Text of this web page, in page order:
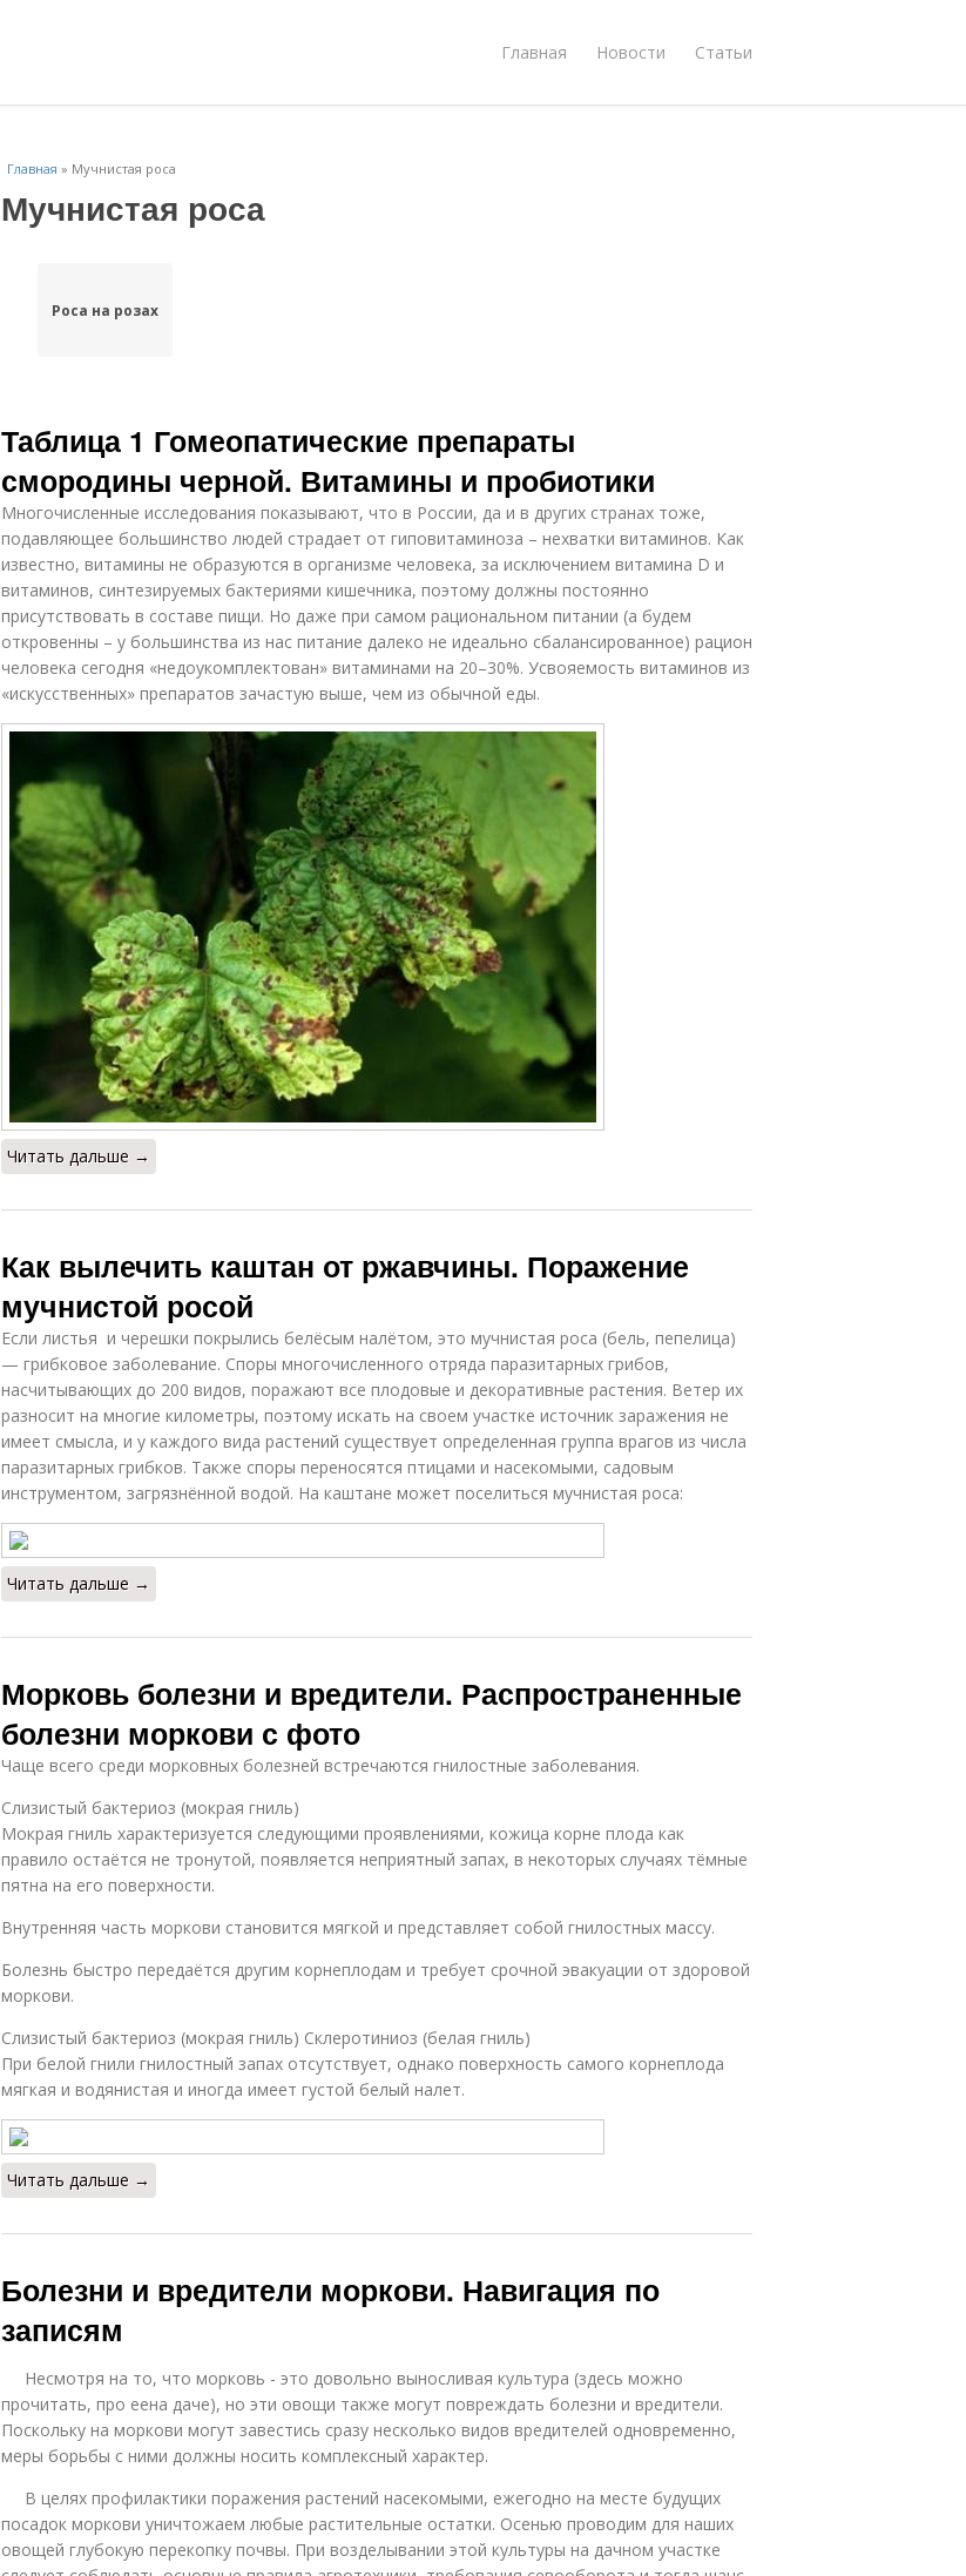
Главная Новости Статьи
Главная » Мучнистая роса
Мучнистая роса
Роса на розах
Таблица 1 Гомеопатические препараты
смородины черной. Витамины и пробиотики
Многочисленные исследования показывают, что в России, да и в других странах тоже,
подавляющее большинство людей страдает от гиповитаминоза – нехватки витаминов. Как
известно, витамины не образуются в организме человека, за исключением витамина D и
витаминов, синтезируемых бактериями кишечника, поэтому должны постоянно
присутствовать в составе пищи. Но даже при самом рациональном питании (а будем
откровенны – у большинства из нас питание далеко не идеально сбалансированное) рацион
человека сегодня «недоукомплектован» витаминами на 20–30%. Усвояемость витаминов из
«искусственных» препаратов зачастую выше, чем из обычной еды.
Читать дальше →
Как вылечить каштан от ржавчины. Поражение
мучнистой росой
Если листья и черешки покрылись белёсым налётом, это мучнистая роса (бель, пепелица)
— грибковое заболевание. Споры многочисленного отряда паразитарных грибов,
насчитывающих до 200 видов, поражают все плодовые и декоративные растения. Ветер их
разносит на многие километры, поэтому искать на своем участке источник заражения не
имеет смысла, и у каждого вида растений существует определенная группа врагов из числа
паразитарных грибков. Также споры переносятся птицами и насекомыми, садовым
инструментом, загрязнённой водой. На каштане может поселиться мучнистая роса:
Читать дальше →
Морковь болезни и вредители. Распространенные
болезни моркови с фото
Чаще всего среди морковных болезней встречаются гнилостные заболевания.
Слизистый бактериоз (мокрая гниль)
Мокрая гниль характеризуется следующими проявлениями, кожица корне плода как
правило остаётся не тронутой, появляется неприятный запах, в некоторых случаях тёмные
пятна на его поверхности.
Внутренняя часть моркови становится мягкой и представляет собой гнилостных массу.
Болезнь быстро передаётся другим корнеплодам и требует срочной эвакуации от здоровой
моркови.
Слизистый бактериоз (мокрая гниль) Склеротиниоз (белая гниль)
При белой гнили гнилостный запах отсутствует, однако поверхность самого корнеплода
мягкая и водянистая и иногда имеет густой белый налет.
Читать дальше →
Болезни и вредители моркови. Навигация по
записям
Несмотря на то, что морковь - это довольно выносливая культура (здесь можно
прочитать, про еена даче), но эти овощи также могут повреждать болезни и вредители.
Поскольку на моркови могут завестись сразу несколько видов вредителей одновременно,
меры борьбы с ними должны носить комплексный характер.
В целях профилактики поражения растений насекомыми, ежегодно на месте будущих
посадок моркови уничтожаем любые растительные остатки. Осенью проводим для наших
овощей глубокую перекопку почвы. При возделывании этой культуры на дачном участке